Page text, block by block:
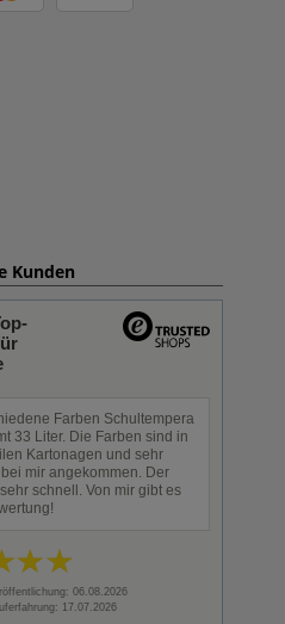
Kunden
Farben Schultempera
33 Liter. Die Farben sind in
Kartonagen und sehr
mir angekommen. Der
schnell. Von mir gibt es
06.08.2026
17.07.2026